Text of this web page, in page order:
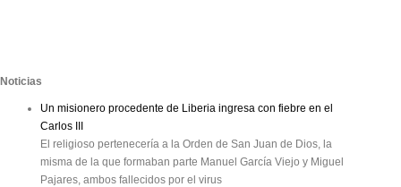
Noticias
Un misionero procedente de Liberia ingresa con fiebre en el
Carlos III
El religioso pertenecería a la Orden de San Juan de Dios, la
misma de la que formaban parte Manuel García Viejo y Miguel
Pajares, ambos fallecidos por el virus